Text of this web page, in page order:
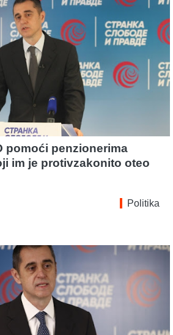
pomoći penzionerima
im je protivzakonito oteo
Politika